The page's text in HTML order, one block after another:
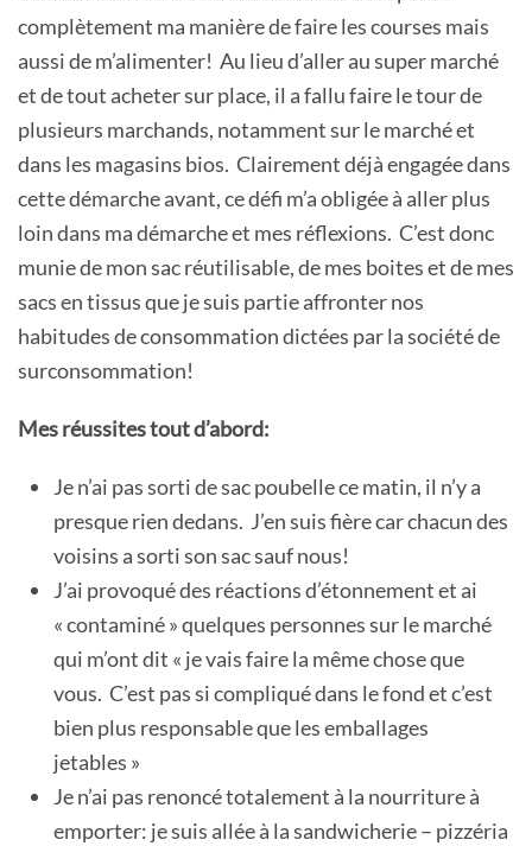
complètement ma manière de faire les courses mais
aussi de m’alimenter! Au lieu d’aller au super marché
et de tout acheter sur place, il a fallu faire le tour de
plusieurs marchands, notamment sur le marché et
dans les magasins bios. Clairement déjà engagée dans
cette démarche avant, ce défi m’a obligée à aller plus
loin dans ma démarche et mes réflexions. C’est donc
munie de mon sac réutilisable, de mes boites et de mes
sacs en tissus que je suis partie affronter nos
habitudes de consommation dictées par la société de
surconsommation!
Mes réussites tout d’abord:
Je n’ai pas sorti de sac poubelle ce matin, il n’y a
presque rien dedans. J’en suis fière car chacun des
voisins a sorti son sac sauf nous!
J’ai provoqué des réactions d’étonnement et ai
« contaminé » quelques personnes sur le marché
qui m’ont dit « je vais faire la même chose que
vous. C’est pas si compliqué dans le fond et c’est
bien plus responsable que les emballages
jetables »
Je n’ai pas renoncé totalement à la nourriture à
emporter: je suis allée à la sandwicherie – pizzéria